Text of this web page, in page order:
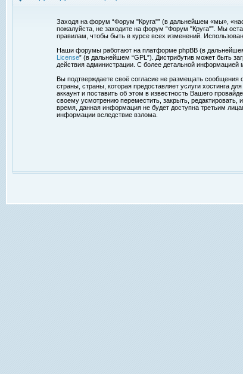
Заходя на форум “Форум "Круга"” (в дальнейшем «мы»,
пожалуйста, не заходите на форум “Форум "Круга"”. Мы
правилам, чтобы быть в курсе всех изменений.
Наши форумы работают на платформе phpBB (в дальнейшем
License” (в дальнейшем “GPL”). Дистрибутив может быть
действия администрации. С более детальной информацией
Вы подтверждаете своё согласие не размещать сообщения
страны, страны, которая предоставляет услуги хостинга
аккаунт и поставить об этом в известность Вашего
своему усмотрению переместить, закрыть,
время, данная информация не будет доступна третьим
информации вследствие взлома.